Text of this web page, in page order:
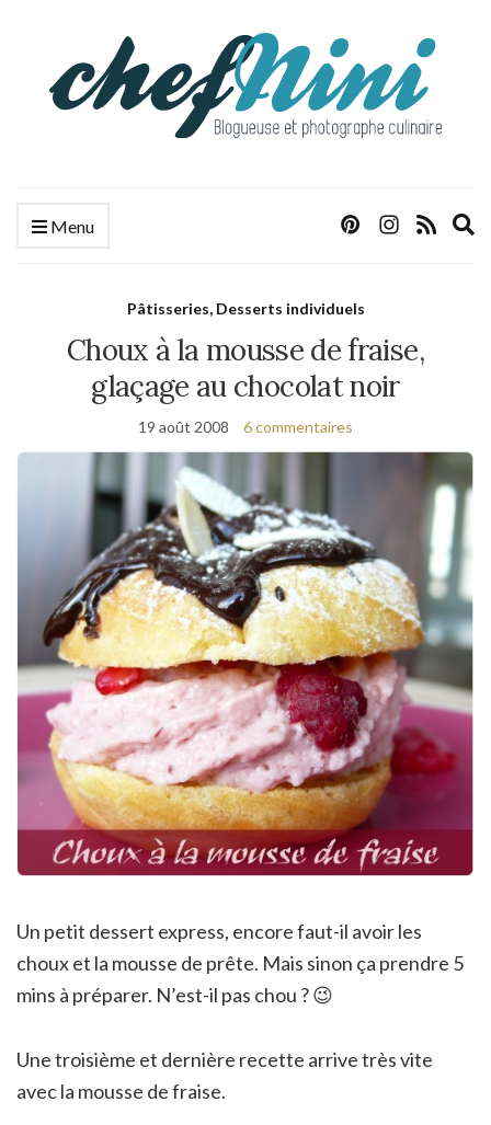
Menu
Pâtisseries, Desserts individuels
Choux à la mousse de fraise,
glaçage au chocolat noir
19 août 2008 6 commentaires
Un petit dessert express, encore faut-il avoir les
choux et la mousse de prête. Mais sinon ça prendre 5
mins à préparer. N’est-il pas chou ? 😉
Une troisième et dernière recette arrive très vite
avec la mousse de fraise.